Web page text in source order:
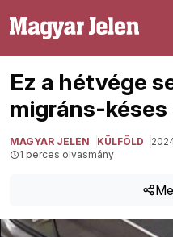
Ez a hétvége
migráns-
MAGYAR JELEN KÜLFÖLD
1 perces olvasmány